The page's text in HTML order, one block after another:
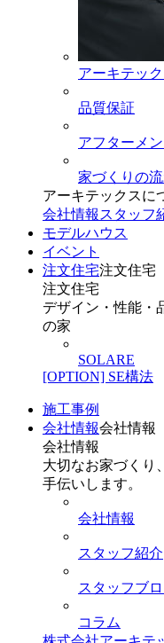
アーキテッ
品質保証
アフターメ
家づくりの
アーキテックスに
会社情報 スタッフ
モデルハウス
イベント
注文住宅注文住宅
注文住宅
デザイン・性能・
の家
SOLARE
[OPTION] SE構法
施工事例
会社情報会社情報
会社情報
大切なお家づくり
手伝いします。
会社情報
スタッフ紹介
スタッフブ
コラム